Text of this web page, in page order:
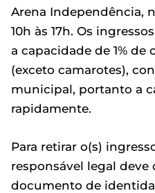
Arena Independência,
10h às 17h. Os
a capacidade de 1% de
(exceto camarotes),
municipal, portanto a
rapidamente.
Para retirar o(s)
responsável legal
documento de